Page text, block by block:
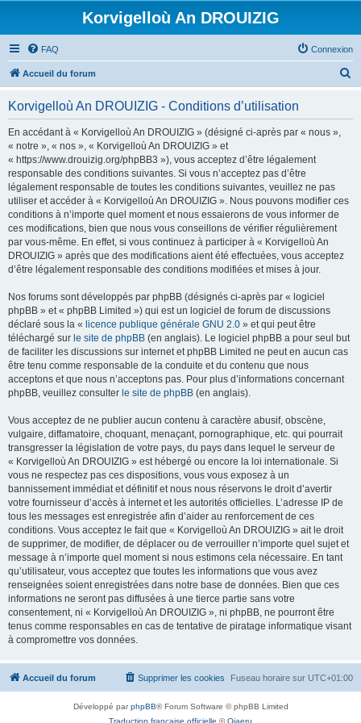
Korvigelloù An DROUIZIG
FAQ Connexion
Accueil du forum
Korvigelloù An DROUIZIG - Conditions d’utilisation
En accédant à « Korvigelloù An DROUIZIG » (désigné ci-après par « nous »,
« notre », « nos », « Korvigelloù An DROUIZIG » et
« https://www.drouizig.org/phpBB3 »), vous acceptez d’être légalement
responsable des conditions suivantes. Si vous n’acceptez pas d’être
légalement responsable de toutes les conditions suivantes, veuillez ne pas
utiliser et accéder à « Korvigelloù An DROUIZIG ». Nous pouvons modifier ces
conditions à n’importe quel moment et nous essaierons de vous informer de
ces modifications, bien que nous vous conseillons de vérifier régulièrement
par vous-même. En effet, si vous continuez à participer à « Korvigelloù An
DROUIZIG » après que des modifications aient été effectuées, vous acceptez
d’être légalement responsable des conditions modifiées et mises à jour.
Nos forums sont développés par phpBB (désignés ci-après par « logiciel
phpBB » et « phpBB Limited ») qui est un logiciel de forum de discussions
déclaré sous la « licence publique générale GNU 2.0 » et qui peut être
téléchargé sur le site de phpBB (en anglais). Le logiciel phpBB a pour seul but
de faciliter les discussions sur internet et phpBB Limited ne peut en aucun cas
être tenu comme responsable de la conduite et du contenu que nous
acceptons et que nous n’acceptons pas. Pour plus d’informations concernant
phpBB, veuillez consulter le site de phpBB (en anglais).
Vous acceptez de ne publier aucun contenu à caractère abusif, obscène,
vulgaire, diffamatoire, choquant, menaçant, pornographique, etc. qui pourrait
transgresser la législation de votre pays, du pays dans lequel le serveur de
« Korvigelloù An DROUIZIG » est hébergé ou encore la loi internationale. Si
vous ne respectez pas ces dispositions, vous vous exposez à un
bannissement immédiat et définitif et nous nous réservons le droit d’avertir
votre fournisseur d’accès à internet et les autorités officielles. L’adresse IP de
tous les messages est enregistrée afin d’aider au renforcement de ces
conditions. Vous acceptez le fait que « Korvigelloù An DROUIZIG » ait le droit
de supprimer, de modifier, de déplacer ou de verrouiller n’importe quel sujet et
message à n’importe quel moment si nous estimons cela nécessaire. En tant
qu’utilisateur, vous acceptez que toutes les informations que vous avez
renseignées soient enregistrées dans notre base de données. Bien que ces
informations ne seront pas diffusées à une tierce partie sans votre
consentement, ni « Korvigelloù An DROUIZIG », ni phpBB, ne pourront être
tenus comme responsables en cas de tentative de piratage informatique visant
à compromettre vos données.
Accueil du forum Fuseau horaire sur UTC+01:00
Supprimer les cookies
Développé parphpBB® Forum Software © phpBB Limited
Traduction française officielle ©Qiaeru